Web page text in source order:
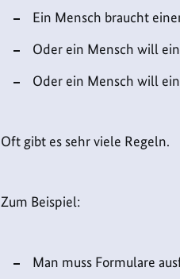
Ein Mensch braucht
Oder ein Mensch will
Oder ein Mensch will
Oft gibt es sehr viele Regeln.
Zum Beispiel:
Man muss Formulare